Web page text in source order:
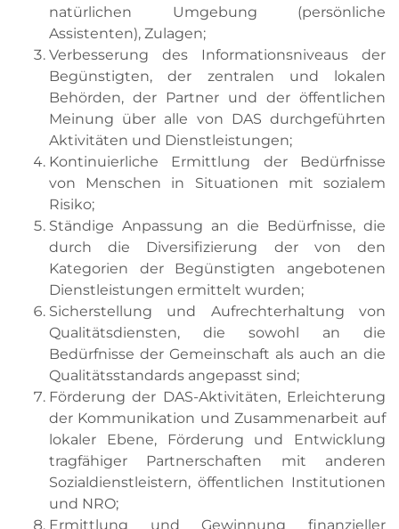
natürlichen Umgebung (persönliche
Assistenten), Zulagen;
Verbesserung des Informationsniveaus der
Begünstigten, der zentralen und lokalen
Behörden, der Partner und der öffentlichen
Meinung über alle von DAS durchgeführten
Aktivitäten und Dienstleistungen;
Kontinuierliche Ermittlung der Bedürfnisse
von Menschen in Situationen mit sozialem
Risiko;
Ständige Anpassung an die Bedürfnisse, die
durch die Diversifizierung der von den
Kategorien der Begünstigten angebotenen
Dienstleistungen ermittelt wurden;
Sicherstellung und Aufrechterhaltung von
Qualitätsdiensten, die sowohl an die
Bedürfnisse der Gemeinschaft als auch an die
Qualitätsstandards angepasst sind;
Förderung der DAS-Aktivitäten, Erleichterung
der Kommunikation und Zusammenarbeit auf
lokaler Ebene, Förderung und Entwicklung
tragfähiger Partnerschaften mit anderen
Sozialdienstleistern, öffentlichen Institutionen
und NRO;
Ermittlung und Gewinnung finanzieller